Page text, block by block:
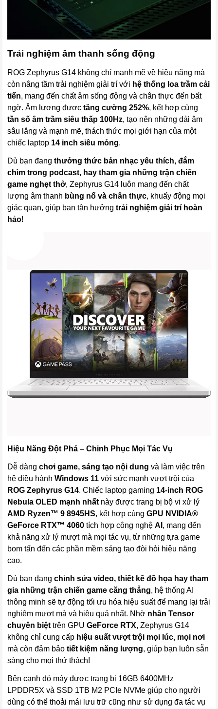
Trải nghiệm âm thanh sống động
ROG Zephyrus G14 không chỉ mạnh mẽ về hiệu năng mà
còn nâng tầm trải nghiệm giải trí với hệ thống loa trầm cải
tiến, mang đến chất âm sống động và chân thực đến bất
ngờ. Âm lượng được tăng cường 252%, kết hợp cùng
tần số âm trầm siêu thấp 100Hz, tạo nên những dải âm
sâu lắng và mạnh mẽ, thách thức mọi giới hạn của một
chiếc laptop 14 inch siêu mỏng.
Dù bạn đang thưởng thức bản nhạc yêu thích, đắm
chìm trong podcast, hay tham gia những trận chiến
game nghẹt thở, Zephyrus G14 luôn mang đến chất
lượng âm thanh bùng nổ và chân thực, khuấy động mọi
giác quan, giúp bạn tận hưởng trải nghiệm giải trí hoàn
hảo!
Hiệu Năng Đột Phá – Chinh Phục Mọi Tác Vụ
Dễ dàng chơi game, sáng tạo nội dung và làm việc trên
hệ điều hành Windows 11 với sức mạnh vượt trội của
ROG Zephyrus G14. Chiếc laptop gaming 14-inch ROG
Nebula OLED mạnh nhất này được trang bị bộ vi xử lý
AMD Ryzen™ 9 8945HS, kết hợp cùng GPU NVIDIA®
GeForce RTX™ 4060 tích hợp công nghệ AI , mang đến
khả năng xử lý mượt mà mọi tác vụ, từ những tựa game
bom tấn đến các phần mềm sáng tạo đòi hỏi hiệu năng
cao.
Dù bạn đang chỉnh sửa video, thiết kế đồ họa hay tham
gia những trận chiến game căng thẳng, hệ thống AI
thông minh sẽ tự động tối ưu hóa hiệu suất để mang lại trải
nghiệm mượt mà và hiệu quả nhất. Nhờ nhân Tensor
chuyên biệt trên GPU GeForce RTX, Zephyrus G14
không chỉ cung cấp hiệu suất vượt trội mọi lúc, mọi nơi
mà còn đảm bảo tiết kiệm năng lượng, giúp bạn luôn sẵn
sàng cho mọi thử thách!
Bên cạnh đó máy được trang bị 16GB 6400MHz
LPDDR5X và SSD 1TB M2 PCIe NVMe giúp cho người
dùng có thể thoải mái lưu trữ cũng như sử dụng đa tác vụ